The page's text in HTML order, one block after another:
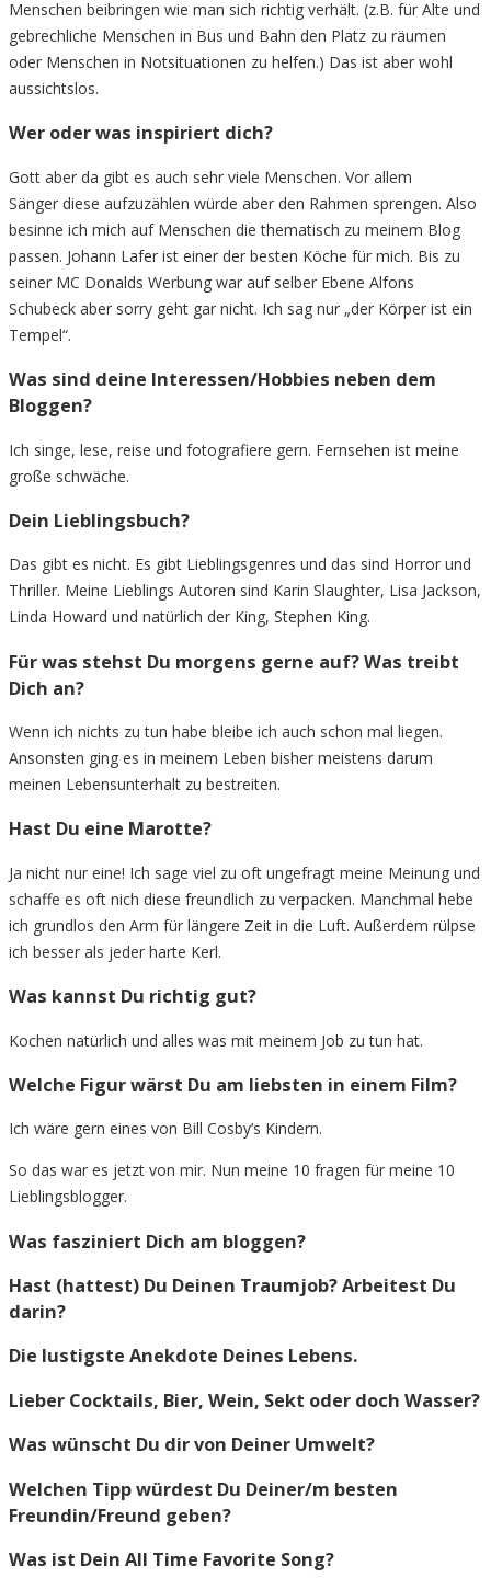
Menschen beibringen wie man sich richtig verhält. (z.B. für Alte und
gebrechliche Menschen in Bus und Bahn den Platz zu räumen
oder Menschen in Notsituationen zu helfen.) Das ist aber wohl
aussichtslos.
Wer oder was inspiriert dich?
Gott aber da gibt es auch sehr viele Menschen. Vor allem
Sänger diese aufzuzählen würde aber den Rahmen sprengen. Also
besinne ich mich auf Menschen die thematisch zu meinem Blog
passen. Johann Lafer ist einer der besten Köche für mich. Bis zu
seiner MC Donalds Werbung war auf selber Ebene Alfons
Schubeck aber sorry geht gar nicht. Ich sag nur „der Körper ist ein
Tempel“.
Was sind deine Interessen/Hobbies neben dem
Bloggen?
Ich singe, lese, reise und fotografiere gern. Fernsehen ist meine
große schwäche.
Dein Lieblingsbuch?
Das gibt es nicht. Es gibt Lieblingsgenres und das sind Horror und
Thriller. Meine Lieblings Autoren sind Karin Slaughter, Lisa Jackson,
Linda Howard und natürlich der King, Stephen King.
Für was stehst Du morgens gerne auf? Was treibt
Dich an?
Wenn ich nichts zu tun habe bleibe ich auch schon mal liegen.
Ansonsten ging es in meinem Leben bisher meistens darum
meinen Lebensunterhalt zu bestreiten.
Hast Du eine Marotte?
Ja nicht nur eine! Ich sage viel zu oft ungefragt meine Meinung und
schaffe es oft nich diese freundlich zu verpacken. Manchmal hebe
ich grundlos den Arm für längere Zeit in die Luft. Außerdem rülpse
ich besser als jeder harte Kerl.
Was kannst Du richtig gut?
Kochen natürlich und alles was mit meinem Job zu tun hat.
Welche Figur wärst Du am liebsten in einem Film?
Ich wäre gern eines von Bill Cosby’s Kindern.
So das war es jetzt von mir. Nun meine 10 fragen für meine 10
Lieblingsblogger.
Was fasziniert Dich am bloggen?
Hast (hattest) Du Deinen Traumjob? Arbeitest Du
darin?
Die lustigste Anekdote Deines Lebens.
Lieber Cocktails, Bier, Wein, Sekt oder doch Wasser?
Was wünscht Du dir von Deiner Umwelt?
Welchen Tipp würdest Du Deiner/m besten
Freundin/Freund geben?
Was ist Dein All Time Favorite Song?